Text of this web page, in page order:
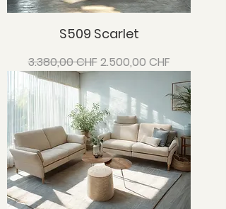
S509 Scarlet
Standardpreis
3.380,00 CHFSale-Preis
2.500,00 CHF